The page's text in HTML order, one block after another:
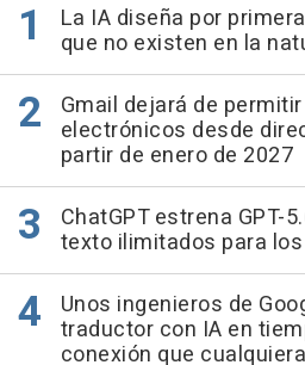
La IA diseña por
que no existen en la
Gmail dejará de
electrónicos desde
partir de enero de 2027
ChatGPT estrena GPT-
texto ilimitados para
Unos ingenieros de
traductor con IA en
conexión que